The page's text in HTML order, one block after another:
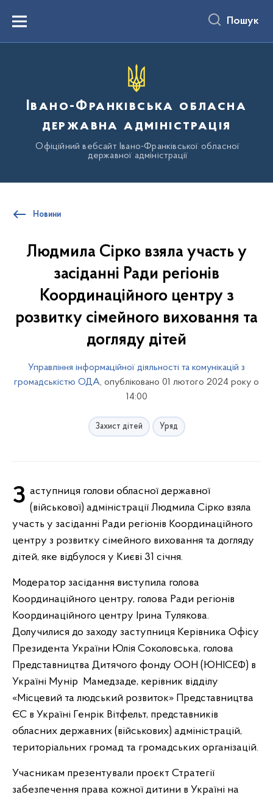
вмістуMenu Пошук
Івано-Франківська обласна
державна адміністрація
Офіційний вебсайт Івано-Франківської обласної
державної адміністрації
Новини
Людмила Сірко взяла участь у
засіданні Ради регіонів
Координаційного центру з
розвитку сімейного виховання та
догляду дітей
Управління інформаційної діяльності та комунікацій з
громадськістю ОДА, опубліковано 01 лютого 2024 року о
14:00
Захист дітей Уряд
Заступниця голови обласної державної (військової) адміністрації Людмила Сірко взяла
участь у засіданні Ради регіонів Координаційного
центру з розвитку сімейного виховання та догляду
дітей, яке відбулося у Києві 31 січня.
Модератор засідання виступила голова
Координаційного центру, голова Ради регіонів
Координаційного центру Ірина Тулякова.
Долучилися до заходу заступниця Керівника Офісу
Президента України Юлія Соколовська, голова
Представництва Дитячого фонду ООН (ЮНІСЕФ) в
Україні Мунір Мамедзаде, керівник відділу
«Місцевий та людський розвиток» Представництва
ЄС в Україні Генрік Вітфельт, представників
обласних державних (військових) адміністрацій,
територіальних громад та громадських організацій.
Учасникам презентували проєкт Стратегії
забезпечення права кожної дитини в Україні на